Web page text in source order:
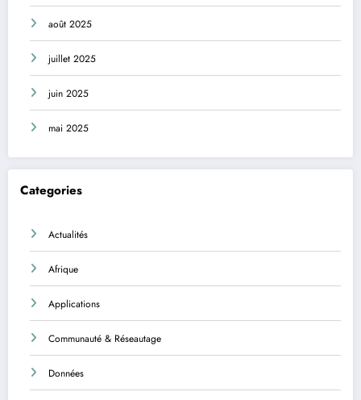
août 2025
juillet 2025
juin 2025
mai 2025
Categories
Actualités
Afrique
Applications
Communauté & Réseautage
Données